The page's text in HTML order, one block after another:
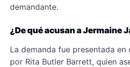
demandante.
¿De qué acusan a Jermaine
La demanda fue presentada
por Rita Butler Barrett, quien